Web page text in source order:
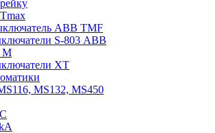
ABB TMF
S-803 АВВ
M
XT
MS132, MS450